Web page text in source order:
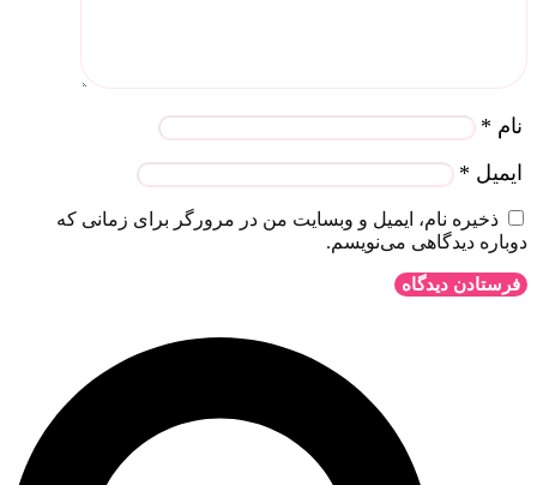
نام*
ایمیل *
ذخیره نام، ایمیل و وبسایت من در مرورگر برای زمانی که
دیدگاهی می‌نویسم.